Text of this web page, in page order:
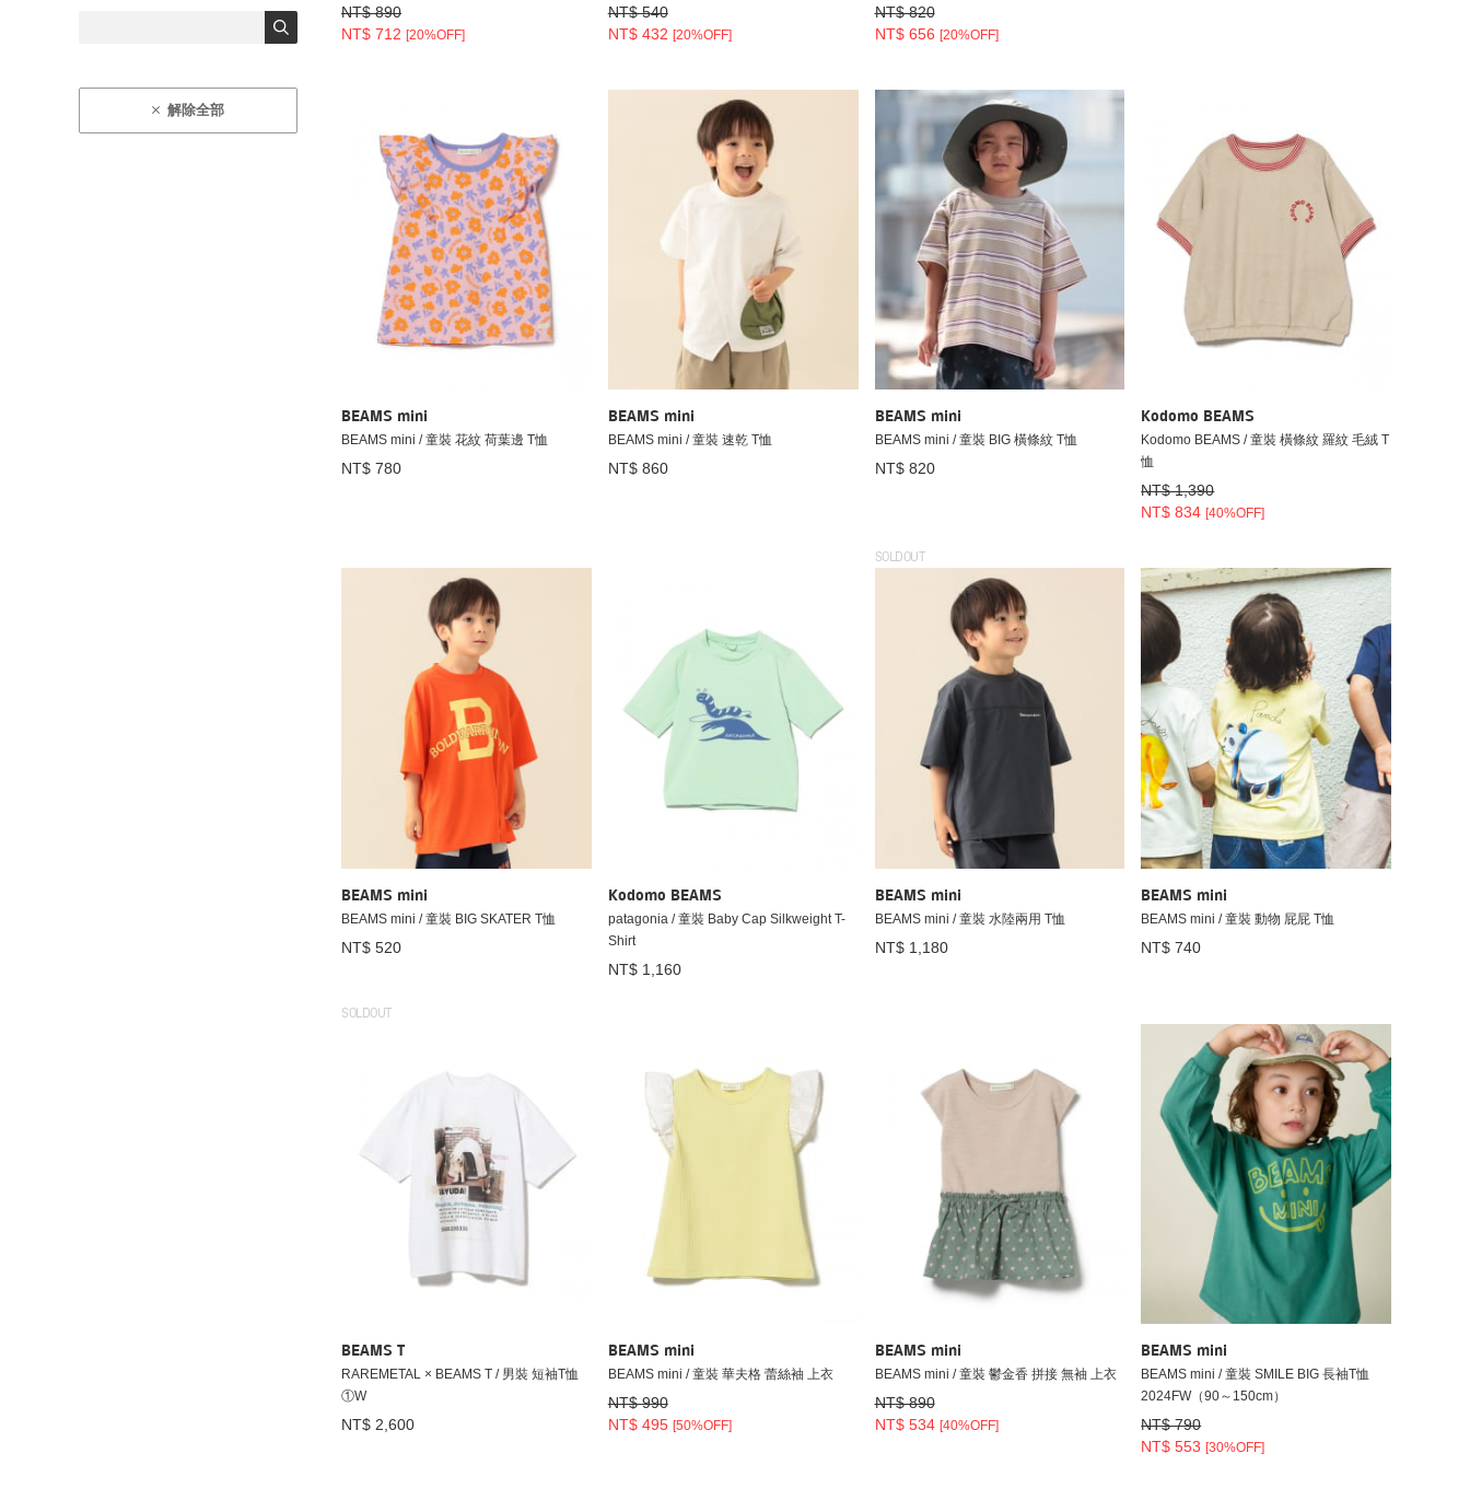
解除全部
NT$ 890
NT$ 712 [20%OFF]
NT$ 540
NT$ 432 [20%OFF]
NT$ 820
NT$ 656 [20%OFF]
BEAMS mini
BEAMS mini / 童裝 花紋 荷葉邊 T恤
NT$ 780
BEAMS mini
BEAMS mini / 童裝 速乾 T恤
NT$ 860
BEAMS mini
BEAMS mini / 童裝 BIG 橫條紋 T恤
NT$ 820
Kodomo BEAMS
Kodomo BEAMS / 童裝 橫條紋 羅紋 毛絨 T
恤
NT$ 1,390
NT$ 834[40%OFF]
BEAMS mini
BEAMS mini / 童裝 BIG SKATER T恤
NT$ 520
Kodomo BEAMS
patagonia / 童裝 Baby Cap Silkweight T-
Shirt
NT$ 1,160
SOLDOUT
BEAMS mini
BEAMS mini / 童裝 水陸兩用 T恤
NT$ 1,180
BEAMS mini
BEAMS mini / 童裝 動物 屁屁 T恤
NT$ 740
SOLDOUT
BEAMS T
RAREMETAL × BEAMS T / 男裝 短袖T恤
①W
NT$ 2,600
BEAMS mini
BEAMS mini / 童裝 華夫格 蕾絲袖 上衣
NT$ 990
NT$ 495 [50%OFF]
BEAMS mini
BEAMS mini / 童裝 鬱金香 拼接 無袖 上衣
NT$ 890
NT$ 534 [40%OFF]
BEAMS mini
BEAMS mini / 童裝 SMILE BIG 長袖T恤
2024FW（90～150cm）
NT$ 790
NT$ 553[30%OFF]